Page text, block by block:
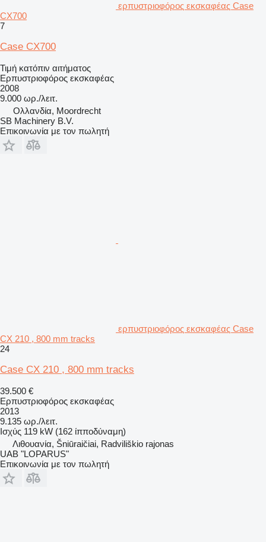
ερπυστριοφόρος εκσκαφέας Case
CX700
7
Case CX700
Τιμή κατόπιν αιτήματος
Ερπυστριοφόρος εκσκαφέας
2008
9.000 ωρ./λειτ.
Ολλανδία, Moordrecht
SB Machinery B.V.
Επικοινωνία με τον πωλητή
ερπυστριοφόρος εκσκαφέας Case
CX 210 , 800 mm tracks
24
Case CX 210 , 800 mm tracks
39.500 €
Ερπυστριοφόρος εκσκαφέας
2013
9.135 ωρ./λειτ.
Ισχύς 119 kW (162 ίπποδύναμη)
Λιθουανία, Šniūraičiai, Radviliškio rajonas
UAB "LOPARUS"
Επικοινωνία με τον πωλητή